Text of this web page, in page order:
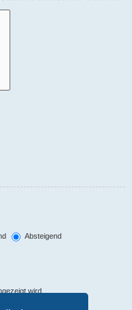
Absteigend
wird.